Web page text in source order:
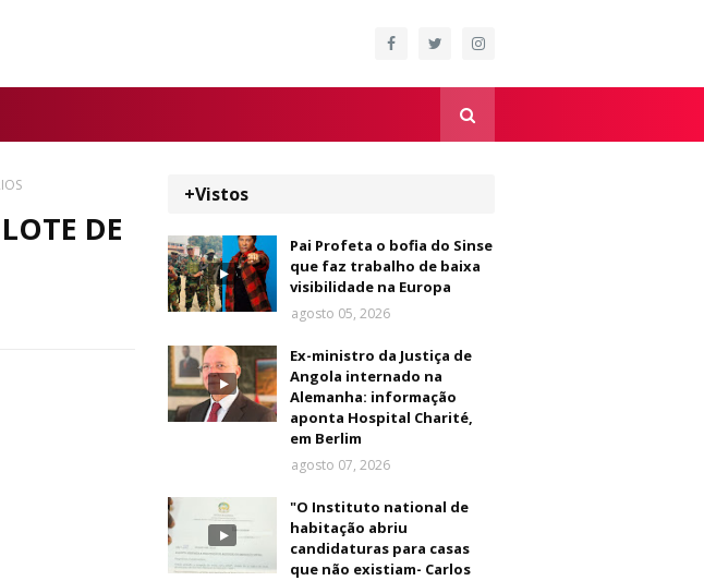
DE
+Vistos
Pai Profeta o bofia do Sinse
que faz trabalho de baixa
visibilidade na Europa
agosto 05, 2026
Ex-ministro da Justiça de
Angola internado na
Alemanha: informação
aponta Hospital Charité,
em Berlim
agosto 07, 2026
"O Instituto national de
habitação abriu
candidaturas para casas
que não existiam- Carlos